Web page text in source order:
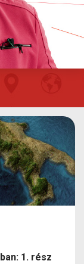
1. rész